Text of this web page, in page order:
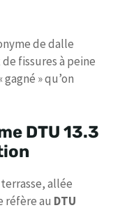
de dalle
fissures à peine
» qu’on
DTU 13.3
allée
réfère au DTU